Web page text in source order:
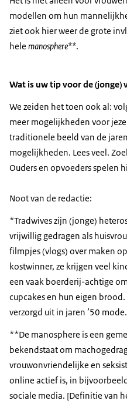
modellen om hun
ziet ook hier weer de grote
hele manosphere**.
Wat is uw tip voor de (jonge)
We zeiden het toen ook al:
meer mogelijkheden voor
traditionele beeld van de
mogelijkheden. Lees veel.
Ouders en opvoeders spelen
Noot van de redactie:
*Tradwives zijn (jonge)
vrijwillig gedragen als
filmpjes (vlogs) over maken
kostwinner, ze krijgen veel
een vaak boerderij-achtige
cupcakes en hun eigen
verzorgd uit in jaren ’50 mode.
**De manosphere is een
bekendstaat om
vrouwonvriendelijke en
online actief is, in
sociale media. [Definitie van